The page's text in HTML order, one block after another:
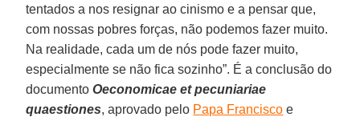
tentados a nos resignar ao cinismo e a pensar que,
com nossas pobres forças, não podemos fazer muito.
Na realidade, cada um de nós pode fazer muito,
especialmente se não fica sozinho”. É a conclusão do
documentoOeconomicae et pecuniariae
quaestiones, aprovado pelo Papa Francisco e